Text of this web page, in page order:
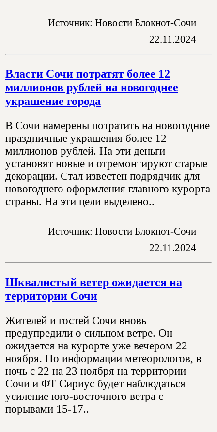
Источник: Новости Блокнот-Сочи
22.11.2024
Власти Сочи потратят более 12
миллионов рублей на новогоднее
украшение города
В Сочи намерены потратить на новогодние
праздничные украшения более 12
миллионов рублей. На эти деньги
установят новые и отремонтируют старые
декорации. Стал известен подрядчик для
новогоднего оформления главного курорта
страны. На эти цели выделено..
Источник: Новости Блокнот-Сочи
22.11.2024
Шквалистый ветер ожидается на
территории Сочи
Жителей и гостей Сочи вновь
предупредили о сильном ветре. Он
ожидается на курорте уже вечером 22
ноября. По информации метеорологов, в
ночь с 22 на 23 ноября на территории
Сочи и ФТ Сириус будет наблюдаться
усиление юго-восточного ветра с
порывами 15-17..